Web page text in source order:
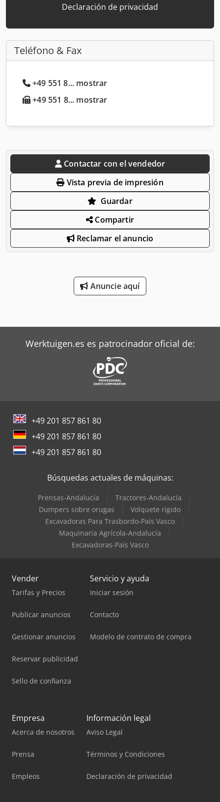
Declaración de privacidad
Teléfono & Fax
+49 551 8... mostrar
+49 551 8... mostrar
Contactar con el vendedor
Vista previa de impresión
Guardar
Compartir
Reclamar el anuncio
Anuncie aquí
Werktuigen.es es patrocinador oficial de:
+49 201 857 861 80
+49 201 857 861 80
+49 201 857 861 80
Búsquedas actuales de máquinas:
Prensas-Andalucía
Tractores-Andalucía
Dumpers sobre orugas
Volquete rígido
Excavadoras Para Trasbordo-País Vasco
Maquinaria Agrícola-Andalucía
Excavadoras-País Vasco
Vender
Tarifas y Precios
Publicar anuncios
Gestionar anuncios
Reservar publicidad
Sello de confianza
Servicio y ayuda
Iniciar sesión
Contacto
Modelo de contrato de compra
Empresa
Acerca de nosotros
Prensa
Empleos
Información legal
Aviso Legal
Términos y Condiciones
Declaración de privacidad